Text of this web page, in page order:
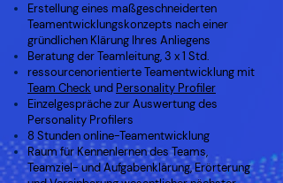
Erstellung eines maßgeschneiderten
Teamentwicklungskonzepts nach einer
gründlichen Klärung Ihres Anliegens
Beratungder Teamleitung, 3 x 1 Std.
ressourcenorientierte Teamentwicklung mit
Team Check und Personality Profiler
Einzelgespräche zur Auswertung des
Personality Profilers
8 Stunden online-Teamentwicklung
Raum für Kennenlernen des Teams,
Teamziel- und Aufgabenklärung, Erörterung